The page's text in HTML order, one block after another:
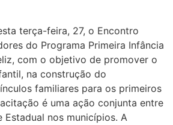
terça-feira, 27, o Encontro
do Programa Primeira Infância
com o objetivo de promover o
na construção do
familiares para os primeiros
é uma ação conjunta entre
Estadual nos municípios. A